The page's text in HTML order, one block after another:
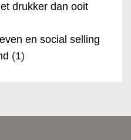
drukker dan ooit
en social selling
(1)